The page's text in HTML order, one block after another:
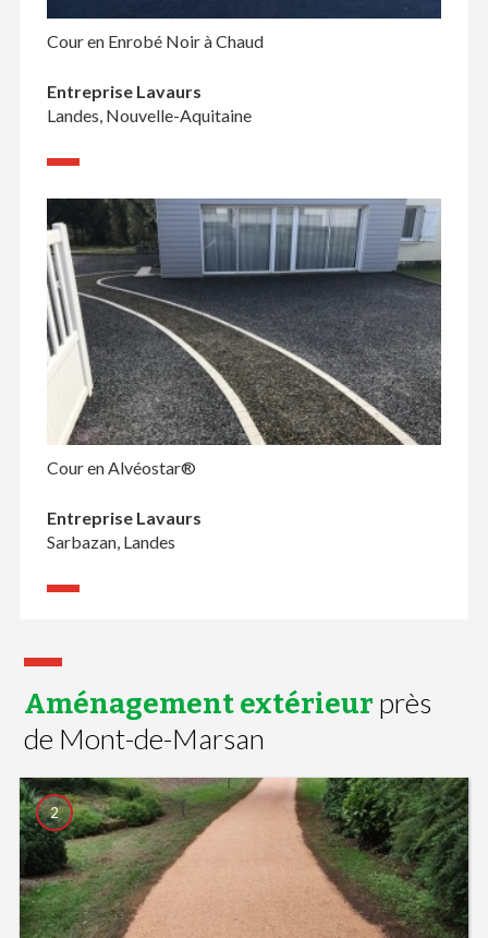
Cour en Enrobé Noir à Chaud
Entreprise Lavaurs
Landes, Nouvelle-Aquitaine
Cour en Alvéostar®
Entreprise Lavaurs
Sarbazan, Landes
Aménagement extérieur près
de Mont-de-Marsan
2